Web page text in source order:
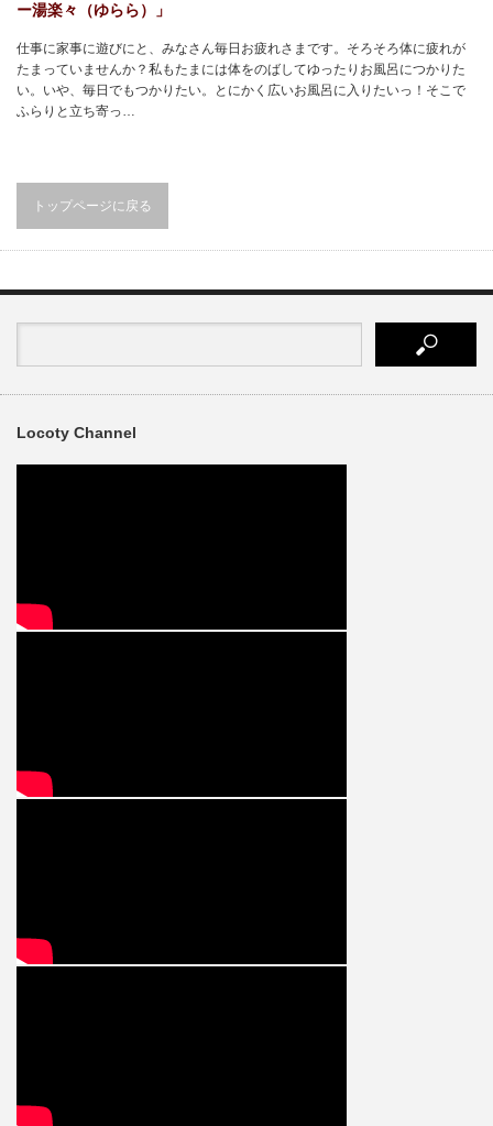
ー湯楽々（ゆらら）」
仕事に家事に遊びにと、みなさん毎日お疲れさまです。そろそろ体に疲れが
たまっていませんか？私もたまには体をのばしてゆったりお風呂につかりた
い。いや、毎日でもつかりたい。とにかく広いお風呂に入りたいっ！そこで
ふらりと立ち寄っ…
トップページに戻る
Locoty Channel